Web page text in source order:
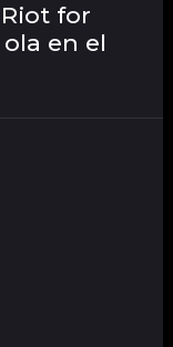
Riot for
en el